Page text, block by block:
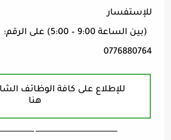
للإستفسار
(بين الساعة 9:00 – 5:00) على الرقم:
0776880764
للإطلاع على كافة الوظائف
هنا
ـــــــــــــــــــــــــــــــــــــــــــــــــــــــــــــــــــ